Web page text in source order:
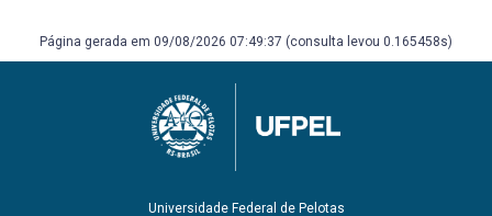
Página gerada em 09/08/2026 07:49:37 (consulta levou 0.165458s)
Universidade Federal de Pelotas